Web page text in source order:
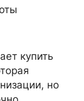
купить
но